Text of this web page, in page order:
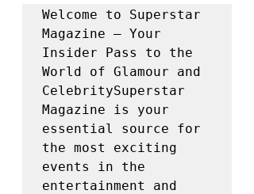
Welcome to Superstar
Magazine – Your
Insider Pass to the
World of Glamour and
CelebritySuperstar
Magazine is your
essential source for
the most exciting
events in the
entertainment and